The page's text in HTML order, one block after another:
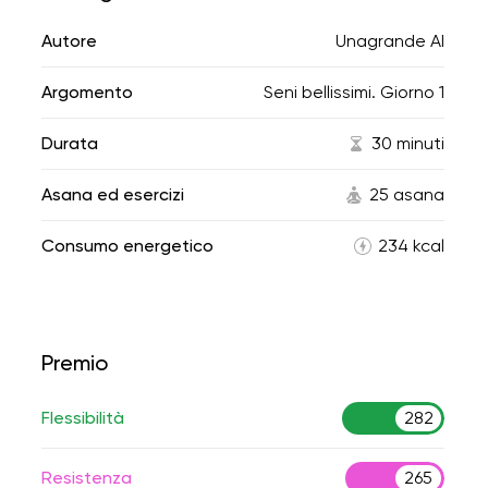
Autore Unagrande AI
Argomento Seni bellissimi. Giorno 1
Durata 30 minuti
Asana ed esercizi 25 asana
Consumo energetico 234 kcal
Premio
Flessibilità 282
Resistenza 265